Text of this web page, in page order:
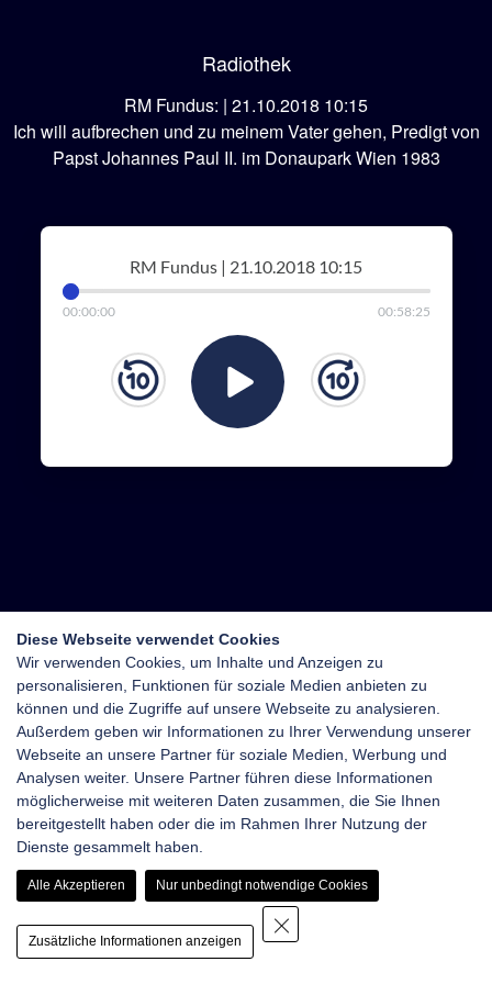
Radiothek
RM Fundus: | 21.10.2018 10:15
Ich will aufbrechen und zu meinem Vater gehen, Predigt von
Papst Johannes Paul II. im Donaupark Wien 1983
RM Fundus | 21.10.2018 10:15
00:00:00 00:58:25
Diese Webseite verwendet Cookies
Wir verwenden Cookies, um Inhalte und Anzeigen zu
personalisieren, Funktionen für soziale Medien anbieten zu
können und die Zugriffe auf unsere Webseite zu analysieren.
Außerdem geben wir Informationen zu Ihrer Verwendung unserer
Webseite an unsere Partner für soziale Medien, Werbung und
Analysen weiter. Unsere Partner führen diese Informationen
möglicherweise mit weiteren Daten zusammen, die Sie Ihnen
bereitgestellt haben oder die im Rahmen Ihrer Nutzung der
Dienste gesammelt haben.
Alle Akzeptieren Nur unbedingt notwendige Cookies
Zusätzliche Informationen anzeigen